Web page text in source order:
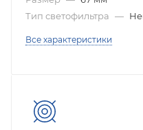
Тип светофильтра —
Все характеристики